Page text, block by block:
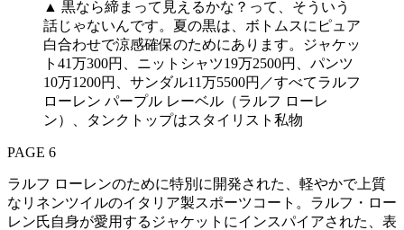
▲ 黒なら締まって見えるかな？って、そういう
話じゃないんです。夏の黒は、ボトムスにピュア
白合わせで涼感確保のためにあります。ジャケッ
ト41万300円、ニットシャツ19万2500円、パンツ
10万1200円、サンダル11万5500円／すべてラルフ
ローレン パープル レーベル（ラルフ ローレ
ン）、タンクトップはスタイリスト私物
PAGE 6
ラルフ ローレンのために特別に開発された、軽やかで上質
なリネンツイルのイタリア製スポーツコート。ラルフ・ロー
レン氏自身が愛用するジャケットにインスパイアされた、表